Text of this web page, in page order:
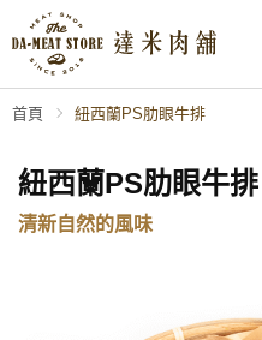
首頁 紐西蘭PS肋眼牛排
紐西蘭PS肋眼牛排
清新自然的風味